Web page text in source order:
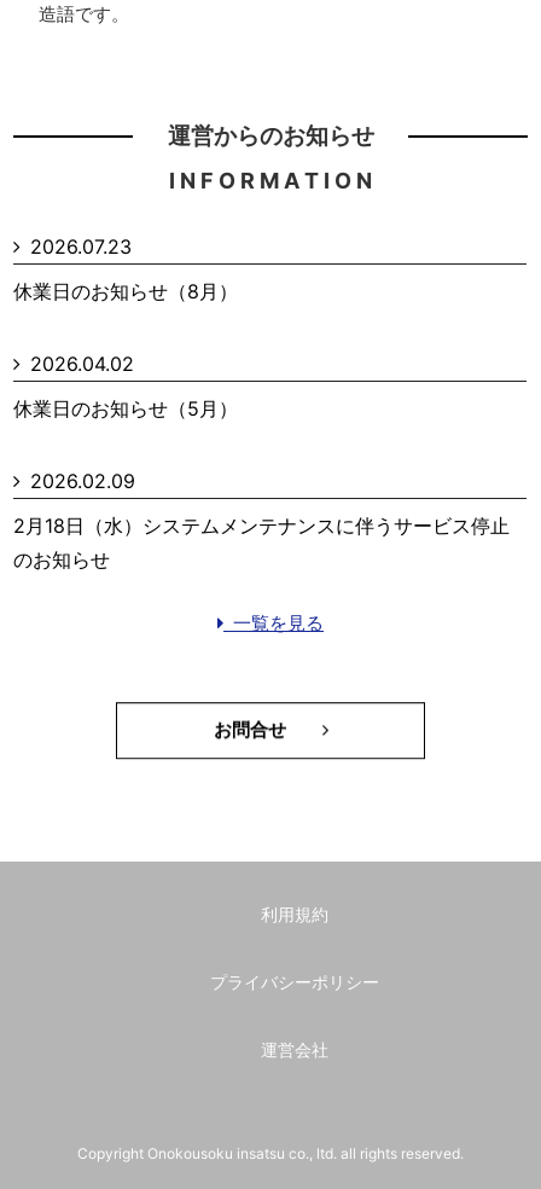
造語です。
運営からのお知らせ
I N F O R M A T I O N
2026.07.23
休業日のお知らせ（8月）
2026.04.02
休業日のお知らせ（5月）
2026.02.09
2月18日（水）システムメンテナンスに伴うサービス停止
のお知らせ
一覧を見る
お問合せ
利用規約
プライバシーポリシー
運営会社
Copyright Onokousoku insatsu co., ltd. all rights reserved.